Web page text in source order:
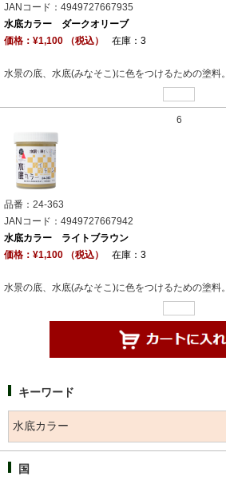
JANコード：4949727667935
水底カラー ダークオリーブ
価格：¥1,100 （税込）
在庫：3
水景の底、水底(みなそこ)に色をつけるための塗料。
6
品番：24-363
JANコード：4949727667942
水底カラー ライトブラウン
価格：¥1,100 （税込）
在庫：3
水景の底、水底(みなそこ)に色をつけるための塗料。
キーワード
国